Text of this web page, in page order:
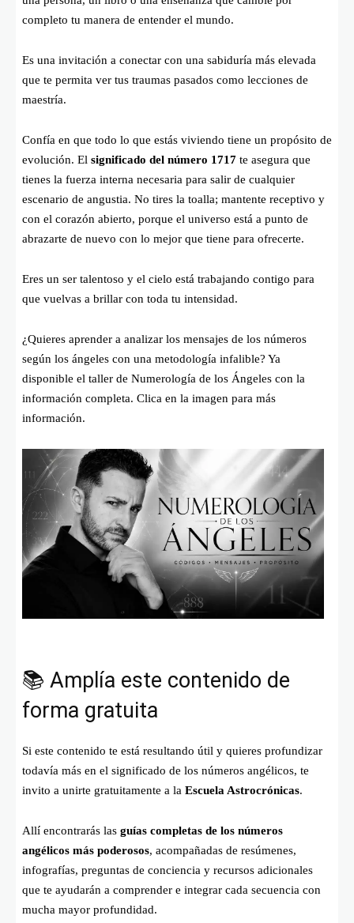
completo tu manera de entender el mundo.
Es una invitación a conectar con una sabiduría más elevada
que te permita ver tus traumas pasados como lecciones de
maestría.
Confía en que todo lo que estás viviendo tiene un propósito de
evolución. El significado del número 1717 te asegura que
tienes la fuerza interna necesaria para salir de cualquier
escenario de angustia. No tires la toalla; mantente receptivo y
con el corazón abierto, porque el universo está a punto de
abrazarte de nuevo con lo mejor que tiene para ofrecerte.
Eres un ser talentoso y el cielo está trabajando contigo para
que vuelvas a brillar con toda tu intensidad.
¿Quieres aprender a analizar los mensajes de los números
según los ángeles con una metodología infalible? Ya
disponible el taller de Numerología de los Ángeles con la
información completa. Clica en la imagen para más
información.
📚 Amplía este contenido de
forma gratuita
Si este contenido te está resultando útil y quieres profundizar
todavía más en el significado de los números angélicos, te
invito a unirte gratuitamente a la Escuela Astrocrónicas.
Allí encontrarás las guías completas de los números
angélicos más poderosos, acompañadas de resúmenes,
infografías, preguntas de conciencia y recursos adicionales
que te ayudarán a comprender e integrar cada secuencia con
mucha mayor profundidad.